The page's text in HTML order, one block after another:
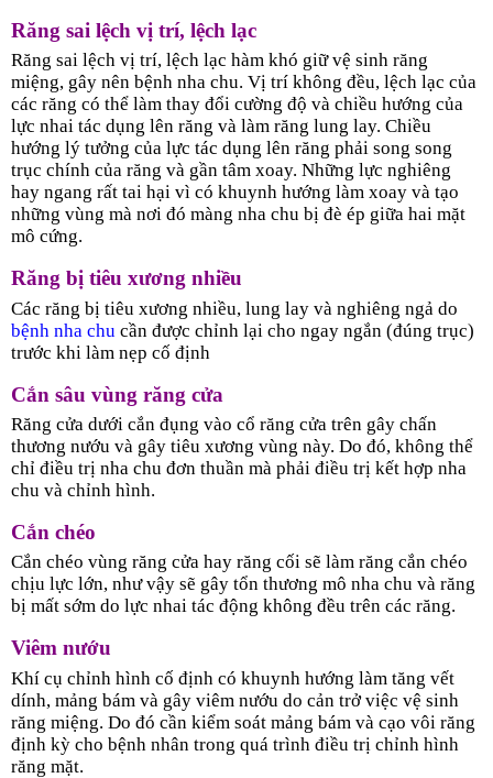
Răng sai lệch vị trí, lệch lạc
Răng sai lệch vị trí, lệch lạc hàm khó giữ vệ sinh răng
miệng, gây nên bệnh nha chu. Vị trí không đều, lệch lạc của
các răng có thể làm thay đổi cường độ và chiều hướng của
lực nhai tác dụng lên răng và làm răng lung lay. Chiều
hướng lý tưởng của lực tác dụng lên răng phải song song
trục chính của răng và gần tâm xoay. Những lực nghiêng
hay ngang rất tai hại vì có khuynh hướng làm xoay và tạo
những vùng mà nơi đó màng nha chu bị đè ép giữa hai mặt
mô cứng.
Răng bị tiêu xương nhiều
Các răng bị tiêu xương nhiều, lung lay và nghiêng ngả do
bệnh nha chu cần được chỉnh lại cho ngay ngắn (đúng trục)
trước khi làm nẹp cố định
Cắn sâu vùng răng cửa
Răng cửa dưới cắn đụng vào cổ răng cửa trên gây chấn
thương nướu và gây tiêu xương vùng này. Do đó, không thể
chỉ điều trị nha chu đơn thuần mà phải điều trị kết hợp nha
chu và chỉnh hình.
Cắn chéo
Cắn chéo vùng răng cửa hay răng cối sẽ làm răng cắn chéo
chịu lực lớn, như vậy sẽ gây tổn thương mô nha chu và răng
bị mất sớm do lực nhai tác động không đều trên các răng.
Viêm nướu
Khí cụ chỉnh hình cố định có khuynh hướng làm tăng vết
dính, mảng bám và gây viêm nướu do cản trở việc vệ sinh
răng miệng. Do đó cần kiểm soát mảng bám và cạo vôi răng
định kỳ cho bệnh nhân trong quá trình điều trị chỉnh hình
răng mặt.